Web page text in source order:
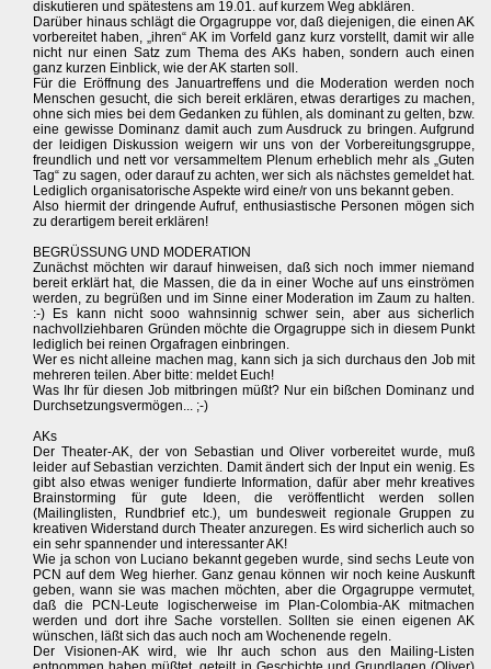
diskutieren und spätestens am 19.01. auf kurzem Weg abklären.
Darüber hinaus schlägt die Orgagruppe vor, daß diejenigen, die einen AK
vorbereitet haben, „ihren“ AK im Vorfeld ganz kurz vorstellt, damit wir alle
nicht nur einen Satz zum Thema des AKs haben, sondern auch einen
ganz kurzen Einblick, wie der AK starten soll.
Für die Eröffnung des Januartreffens und die Moderation werden noch
Menschen gesucht, die sich bereit erklären, etwas derartiges zu machen,
ohne sich mies bei dem Gedanken zu fühlen, als dominant zu gelten, bzw.
eine gewisse Dominanz damit auch zum Ausdruck zu bringen. Aufgrund
der leidigen Diskussion weigern wir uns von der Vorbereitungsgruppe,
freundlich und nett vor versammeltem Plenum erheblich mehr als „Guten
Tag“ zu sagen, oder darauf zu achten, wer sich als nächstes gemeldet hat.
Lediglich organisatorische Aspekte wird eine/r von uns bekannt geben.
Also hiermit der dringende Aufruf, enthusiastische Personen mögen sich
zu derartigem bereit erklären!
BEGRÜSSUNG UND MODERATION
Zunächst möchten wir darauf hinweisen, daß sich noch immer niemand
bereit erklärt hat, die Massen, die da in einer Woche auf uns einströmen
werden, zu begrüßen und im Sinne einer Moderation im Zaum zu halten.
:-) Es kann nicht sooo wahnsinnig schwer sein, aber aus sicherlich
nachvollziehbaren Gründen möchte die Orgagruppe sich in diesem Punkt
lediglich bei reinen Orgafragen einbringen.
Wer es nicht alleine machen mag, kann sich ja sich durchaus den Job mit
mehreren teilen. Aber bitte: meldet Euch!
Was Ihr für diesen Job mitbringen müßt? Nur ein bißchen Dominanz und
Durchsetzungsvermögen... ;-)
AKs
Der Theater-AK, der von Sebastian und Oliver vorbereitet wurde, muß
leider auf Sebastian verzichten. Damit ändert sich der Input ein wenig. Es
gibt also etwas weniger fundierte Information, dafür aber mehr kreatives
Brainstorming für gute Ideen, die veröffentlicht werden sollen
(Mailinglisten, Rundbrief etc.), um bundesweit regionale Gruppen zu
kreativen Widerstand durch Theater anzuregen. Es wird sicherlich auch so
ein sehr spannender und interessanter AK!
Wie ja schon von Luciano bekannt gegeben wurde, sind sechs Leute von
PCN auf dem Weg hierher. Ganz genau können wir noch keine Auskunft
geben, wann sie was machen möchten, aber die Orgagruppe vermutet,
daß die PCN-Leute logischerweise im Plan-Colombia-AK mitmachen
werden und dort ihre Sache vorstellen. Sollten sie einen eigenen AK
wünschen, läßt sich das auch noch am Wochenende regeln.
Der Visionen-AK wird, wie Ihr auch schon aus den Mailing-Listen